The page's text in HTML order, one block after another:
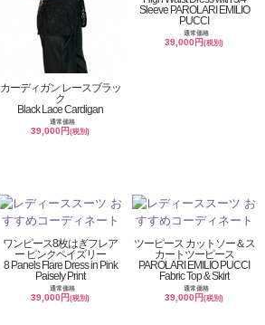
カーディガン レースブラッ
ク
Black Lace Cardigan
通常価格
39,000円(税別)
Sleeve PAROLARI EMILIO
PUCCI
通常価格
39,000円(税別)
ワンピース8枚はぎフレア
ー ピンクペイズリー
8 Panels Flare Dress in Pink
Paisely Print
通常価格
39,000円(税別)
ツーピース カットソー＆ス
カートツーピース
PAROLARI EMILIO PUCCI
Fabric Top & Skirt
通常価格
39,000円(税別)